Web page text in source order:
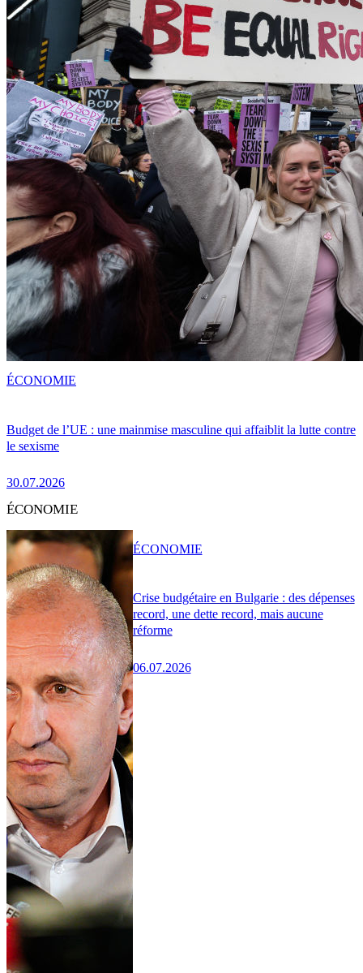
Budget de l’UE : une mainmise masculine qui affaiblit la lutte contre
le sexisme
30.07.2026
ÉCONOMIE
ÉCONOMIE
Crise budgétaire en Bulgarie : des dépenses
record, une dette record, mais aucune
réforme
06.07.2026
ÉCONOMIE